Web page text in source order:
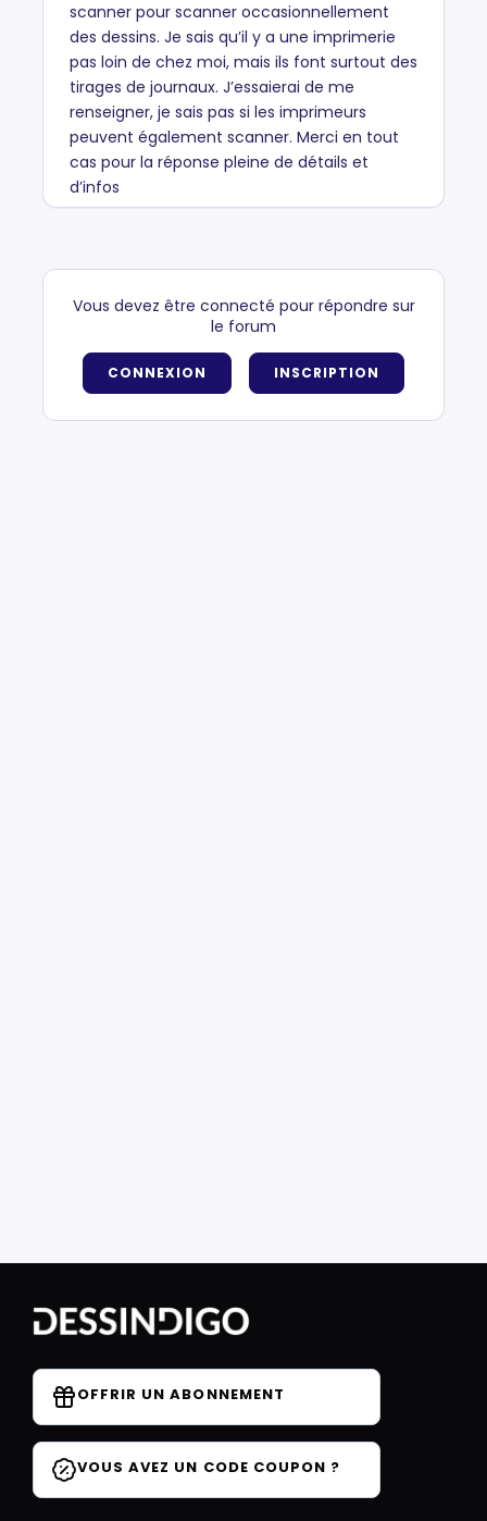
scanner pour scanner occasionnellement
des dessins. Je sais qu’il y a une imprimerie
pas loin de chez moi, mais ils font surtout des
tirages de journaux. J’essaierai de me
renseigner, je sais pas si les imprimeurs
peuvent également scanner. Merci en tout
cas pour la réponse pleine de détails et
d’infos
Vous devez être connecté pour répondre sur
le forum
CONNEXION INSCRIPTION
OFFRIR UN ABONNEMENT
VOUS AVEZ UN CODE COUPON ?